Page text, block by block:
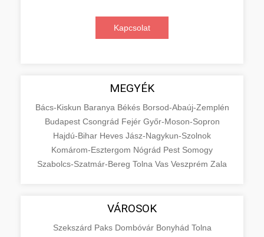
Kapcsolat
MEGYÉK
Bács-Kiskun Baranya Békés Borsod-Abaúj-Zemplén
Budapest Csongrád Fejér Győr-Moson-Sopron
Hajdú-Bihar Heves Jász-Nagykun-Szolnok
Komárom-Esztergom Nógrád Pest Somogy
Szabolcs-Szatmár-Bereg Tolna Vas Veszprém Zala
VÁROSOK
Szekszárd Paks Dombóvár Bonyhád Tolna